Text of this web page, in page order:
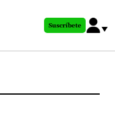
Suscríbete